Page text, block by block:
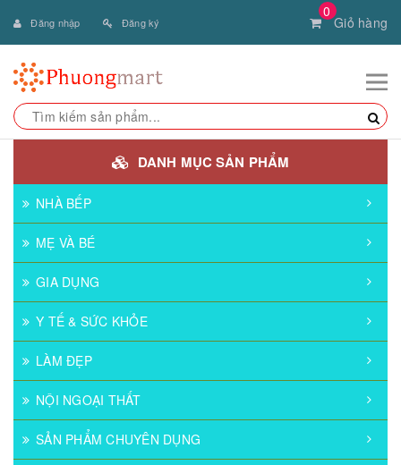
0
Giỏ hàng
Đăng nhập Đăng ký
DANH MỤC SẢN PHẨM
NHÀ BẾP
MẸ VÀ BÉ
GIA DỤNG
Y TẾ & SỨC KHỎE
LÀM ĐẸP
NỘI NGOẠI THẤT
SẢN PHẨM CHUYÊN DỤNG